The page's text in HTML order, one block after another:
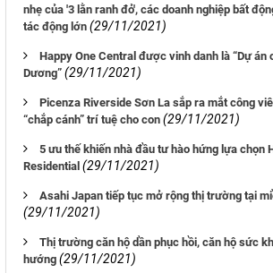
nhẹ của '3 lằn ranh đỏ', các doanh nghiệp bất
tác động lớn (29/11/2021)
Happy One Central được vinh danh là “Dự án
Dương” (29/11/2021)
Picenza Riverside Sơn La sắp ra mắt công
“chắp cánh” trí tuệ cho con (29/11/2021)
5 ưu thế khiến nhà đầu tư hào hứng lựa chọn
Residential (29/11/2021)
Asahi Japan tiếp tục mở rộng thị trường tại
(29/11/2021)
Thị trường căn hộ dần phục hồi, căn hộ sức
hướng (29/11/2021)